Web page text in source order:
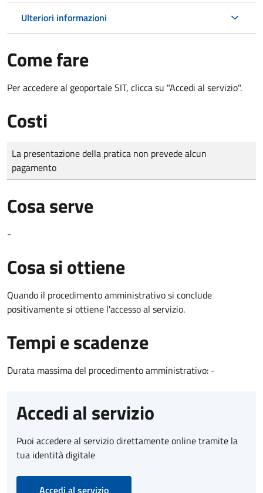
Ulteriori informazioni
Come fare
Per accedere al geoportale SIT, clicca su "Accedi al servizio".
Costi
Tipo di pagamento
Importo
La presentazione della pratica non prevede alcun
pagamento
Cosa serve
-
Cosa si ottiene
Quando il procedimento amministrativo si conclude
positivamente si ottiene l'accesso al servizio.
Tempi e scadenze
Durata massima del procedimento amministrativo: -
Accedi al servizio
Puoi accedere al servizio direttamente online tramite la
tua identità digitale
Accedi al servizio